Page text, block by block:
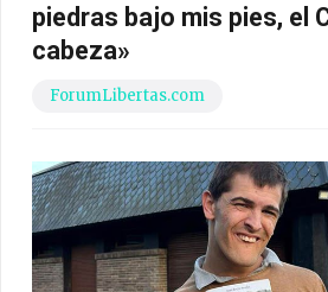
piedras bajo mis pies, el
cabeza»
ForumLibertas.com